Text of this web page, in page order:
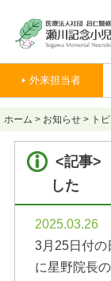
外来担当者
ホーム > お知らせ > ト
<記事>
した
2025.03.26
3月25日付の
に星野院長